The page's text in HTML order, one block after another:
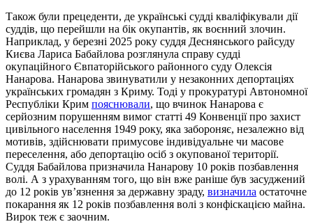
Також були прецеденти, де українські судді кваліфікували дії
суддів, що перейшли на бік окупантів, як воєнний злочин.
Наприклад, у березні 2025 року суддя Деснянського райсуду
Києва Лариса Бабайлова розглянула справу судді
окупаційного Євпаторійського районного суду Олексія
Нанарова. Нанарова звинуватили у незаконних депортаціях
українських громадян з Криму. Тоді у прокуратурі Автономної
Республіки Крим пояснювали, що вчинок Нанарова є
серйозним порушенням вимог статті 49 Конвенції про захист
цивільного населення 1949 року, яка забороняє, незалежно від
мотивів, здійснювати примусове індивідуальне чи масове
переселення, або депортацію осіб з окупованої території.
Суддя Бабайлова призначила Нанарову 10 років позбавлення
волі. А з урахуванням того, що він вже раніше був засуджений
до 12 років увʼязнення за державну зраду, визначила остаточне
покарання як 12 років позбавлення волі з конфіскацією майна.
Вирок теж є заочним.